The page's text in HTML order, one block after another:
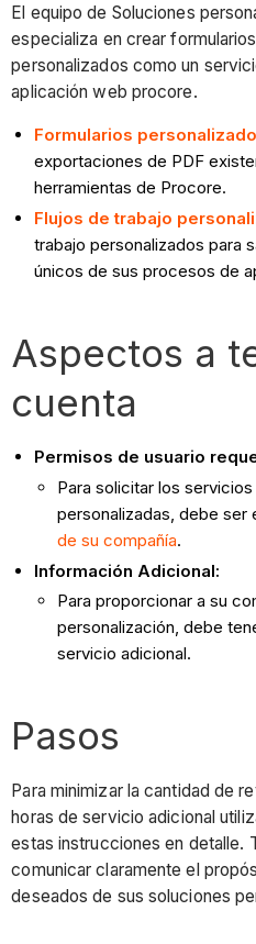
El equipo de Soluciones
especializa en crear
personalizados como un
aplicación web procore.
Formularios
exportaciones de PDF
herramientas de Procore.
Flujos de trabajo
trabajo personalizados para
únicos de sus procesos de
Aspectos a
cuenta
Permisos de usuario
Para solicitar los
personalizadas, debe ser
de su compañía.
Información Adicional:
Para proporcionar a su
personalización, debe
servicio adicional.
Pasos
Para minimizar la cantidad de
horas de servicio adicional
estas instrucciones en detalle.
comunicar claramente el
deseados de sus soluciones